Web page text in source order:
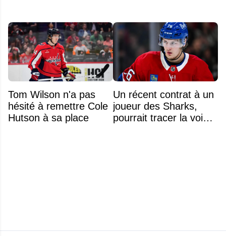
Tom Wilson n'a pas
hésité à remettre Cole
Hutson à sa place
Un récent contrat à un
joueur des Sharks,
pourrait tracer la voie à